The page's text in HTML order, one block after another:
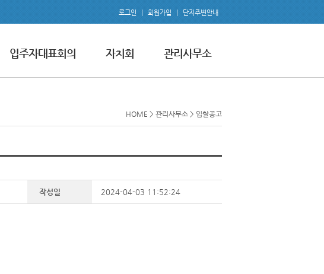
입주자대표회의 자치회 관리사무소
로그인 회원가입 단지주변안내
HOME > 관리사무소 > 입찰공고
작성일 2024-04-03 11:52:24